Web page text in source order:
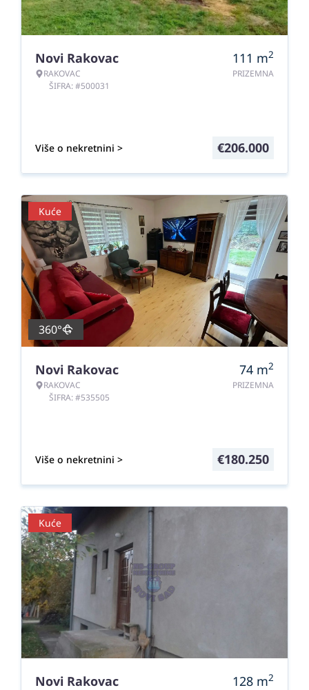
Novi Rakovac
RAKOVAC
ŠIFRA: #500031
111 m2
PRIZEMNA
Više o nekretnini > €206.000
Kuće
360°
Novi Rakovac
RAKOVAC
ŠIFRA: #535505
74 m2
PRIZEMNA
Više o nekretnini > €180.250
Kuće
Novi Rakovac 128 m2